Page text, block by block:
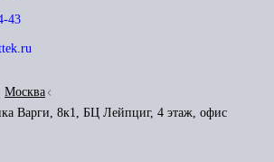
43
Москва
Варги, 8к1, БЦ Лейпциг, 4 этаж, офис